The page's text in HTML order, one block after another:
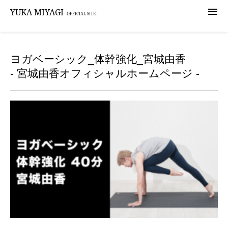

YUKA MIYAGI -OFFICIAL SITE-
ヨガベーシック_体幹強化_宮城由香
- 宮城由香オフィシャルホームページ -